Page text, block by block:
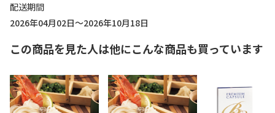
配送期間
2026年04月02日～2026年10月18日
この商品を見た人は他にこんな商品も買っています